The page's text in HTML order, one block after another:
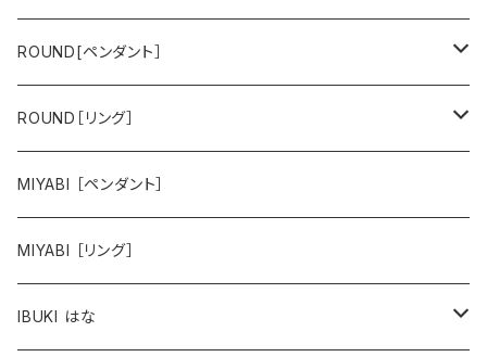
スター
オクタゴン
ROUND[ペンダント］
hana
animal
ROUND［リング］
hana
animal
MIYABI ［ペンダント］
MIYABI ［リング］
IBUKI はな